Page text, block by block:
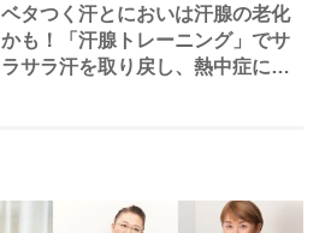
ベタつく汗とにおいは汗腺の老化
かも！「汗腺トレーニング」でサ
ラサラ汗を取り戻し、熱中症に負